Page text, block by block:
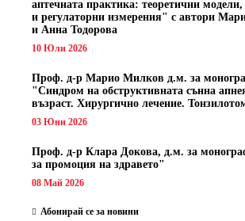
аптечната практика: теоретични
и регулаторни измерения" с автори
и Анна Тодорова
10 Юли 2026
Проф. д-р Марио Милков д.м. за
"Синдром на обструктивната сънна
възраст. Хирургично лечение.
03 Юни 2026
Проф. д-р Клара Докова, д.м. за
за промоция на здравето"
08 Май 2026
Абонирай се за новини